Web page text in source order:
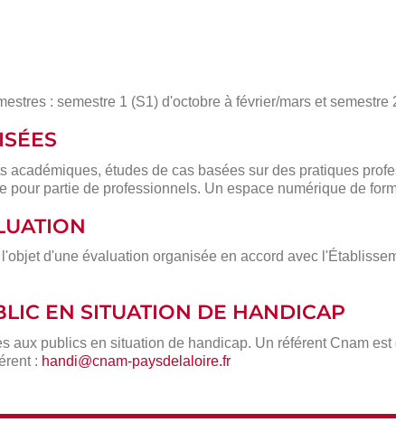
: semestre 1 (S1) d'octobre à février/mars et semestre
académiques, études de cas basées sur des pratiques
pour partie de professionnels. Un espace numérique de
d'une évaluation organisée en accord avec
EN SITUATION DE HANDICAP
aux publics en situation de handicap. Un référent Cnam
: handi@cnam-paysdelaloire.fr